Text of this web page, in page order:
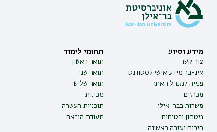
מידע וסיוע
צור קשר
אינ-בר מידע אישי לסטודנט
פנייה למנהל האתר
מכרזים
משרות בבר-אילן
ביטחון ובטיחות
חירום ועזרה ראשונה
תחומי לימוד
תואר ראשון
תואר שני
תואר שלישי
מכינות
תוכניות העשרה
תעודת הוראה